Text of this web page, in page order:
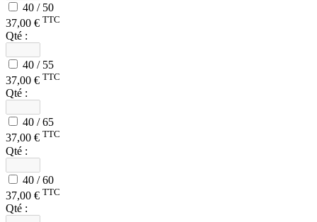
40 / 50
37,00 € TTC
Qté :
40 / 55
37,00 € TTC
Qté :
40 / 65
37,00 € TTC
Qté :
40 / 60
37,00 € TTC
Qté :